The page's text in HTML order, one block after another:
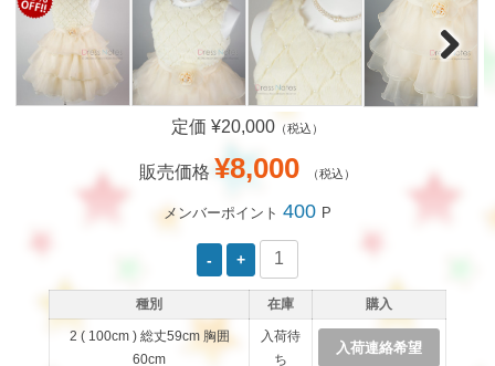
Next
定価 ¥20,000 （税込）
販売価格 ¥8,000 （税込）
メンバーポイント 400 P
種別 在庫 購入
2 ( 100cm ) 総丈59cm 胸囲
60cm
入荷待
ち
入荷連絡希望